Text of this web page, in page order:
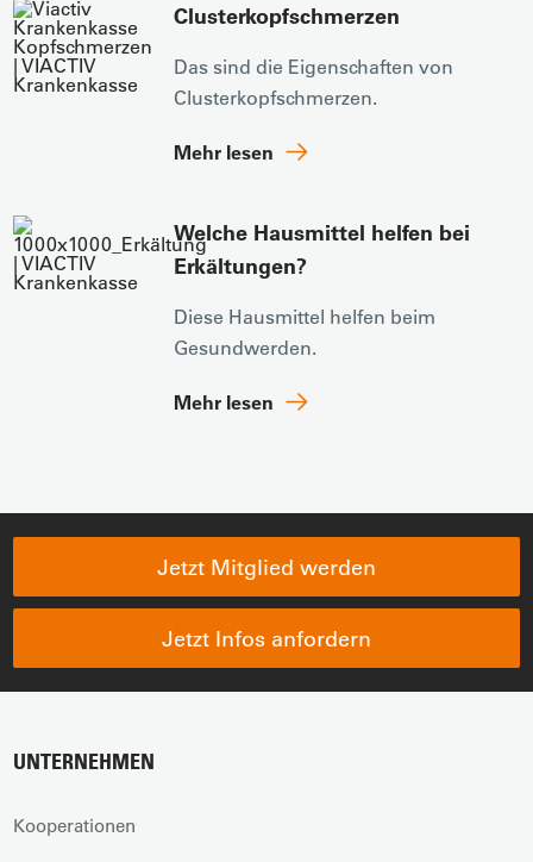
Cluster­kopfschmerzen
Das sind die Eigenschaften von
Clusterkopfschmerzen.
Mehr lesen
Welche Hausmittel helfen bei
Erkältungen?
Diese Hausmittel helfen beim
Gesundwerden.
Mehr lesen
Jetzt Mitglied werden
Jetzt Infos anfordern
UNTERNEHMEN
Kooperationen